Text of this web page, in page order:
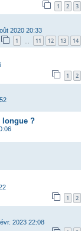
1 2 3
2020 20:33
1 11 12 13 14
1 2
longue ?
1 2
2023 22:08